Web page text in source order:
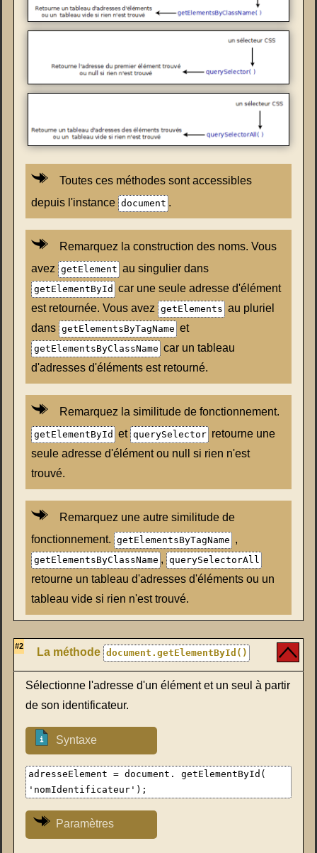
Toutes ces méthodes sont accessibles
depuis l'instance document .
Remarquez la construction des noms. Vous
avez getElement au singulier dans
getElementById car une seule adresse d'élément
est retournée. Vous avez getElements au pluriel
dans getElementsByTagName et
getElementsByClassName car un tableau
d'adresses d'éléments est retourné.
Remarquez la similitude de fonctionnement.
getElementById et querySelector retourne une
seule adresse d'élément ou null si rien n'est
trouvé.
Remarquez une autre similitude de
fonctionnement. getElementsByTagName ,
getElementsByClassName , querySelectorAll
retourne un tableau d'adresses d'éléments ou un
tableau vide si rien n'est trouvé.
#2 La méthode document.getElementById()
Sélectionne l'adresse d'un élément et un seul à partir
de son identificateur.
Syntaxe
adresseElement = document. getElementById(
'nomIdentificateur');
Paramètres